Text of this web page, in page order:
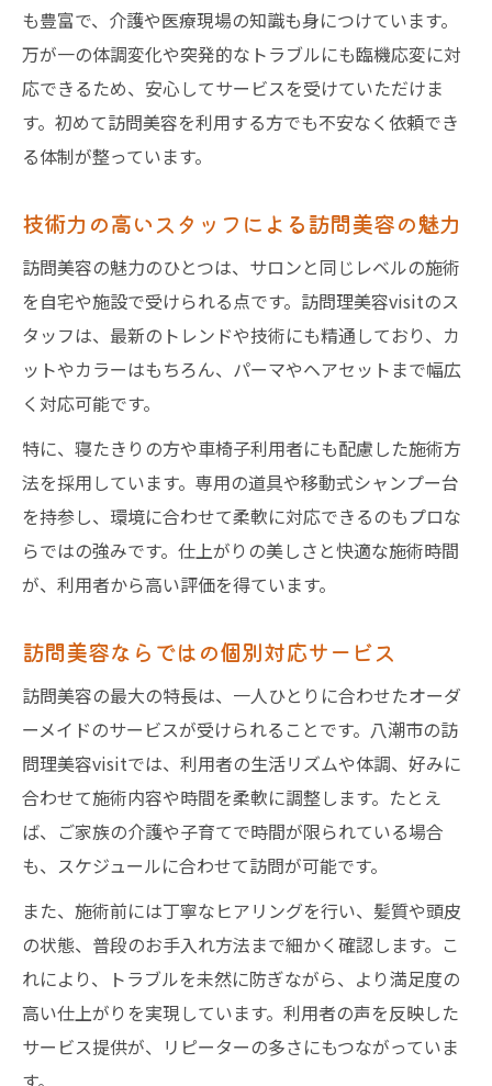
も豊富で、介護や医療現場の知識も身につけています。
万が一の体調変化や突発的なトラブルにも臨機応変に対
応できるため、安心してサービスを受けていただけま
す。初めて訪問美容を利用する方でも不安なく依頼でき
る体制が整っています。
技術力の高いスタッフによる訪問美容の魅力
訪問美容の魅力のひとつは、サロンと同じレベルの施術
を自宅や施設で受けられる点です。訪問理美容visitのス
タッフは、最新のトレンドや技術にも精通しており、カ
ットやカラーはもちろん、パーマやヘアセットまで幅広
く対応可能です。
特に、寝たきりの方や車椅子利用者にも配慮した施術方
法を採用しています。専用の道具や移動式シャンプー台
を持参し、環境に合わせて柔軟に対応できるのもプロな
らではの強みです。仕上がりの美しさと快適な施術時間
が、利用者から高い評価を得ています。
訪問美容ならではの個別対応サービス
訪問美容の最大の特長は、一人ひとりに合わせたオーダ
ーメイドのサービスが受けられることです。八潮市の訪
問理美容visitでは、利用者の生活リズムや体調、好みに
合わせて施術内容や時間を柔軟に調整します。たとえ
ば、ご家族の介護や子育てで時間が限られている場合
も、スケジュールに合わせて訪問が可能です。
また、施術前には丁寧なヒアリングを行い、髪質や頭皮
の状態、普段のお手入れ方法まで細かく確認します。こ
れにより、トラブルを未然に防ぎながら、より満足度の
高い仕上がりを実現しています。利用者の声を反映した
サービス提供が、リピーターの多さにもつながっていま
す。